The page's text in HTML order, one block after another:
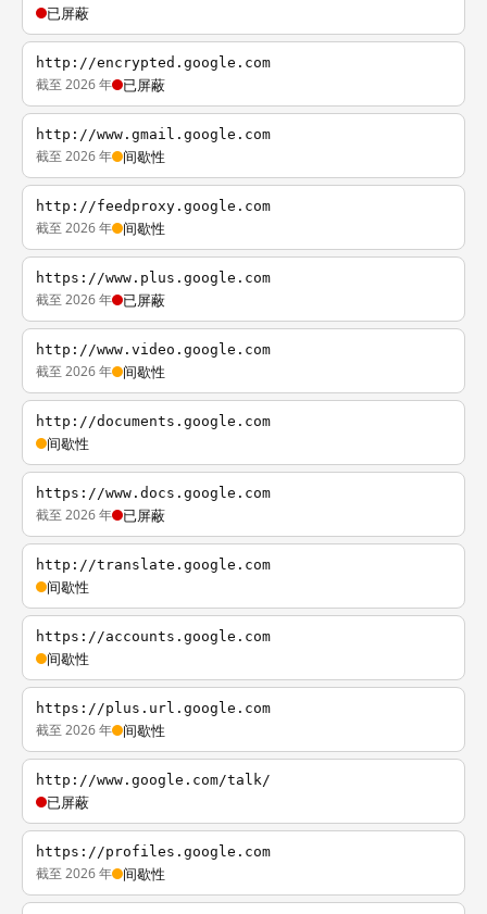
已屏蔽
http://encrypted.google.com
截至 2026 年 已屏蔽
http://www.gmail.google.com
截至 2026 年 间歇性
http://feedproxy.google.com
截至 2026 年 间歇性
https://www.plus.google.com
截至 2026 年 已屏蔽
http://www.video.google.com
截至 2026 年 间歇性
http://documents.google.com
间歇性
https://www.docs.google.com
截至 2026 年 已屏蔽
http://translate.google.com
间歇性
https://accounts.google.com
间歇性
https://plus.url.google.com
截至 2026 年 间歇性
http://www.google.com/talk/
已屏蔽
https://profiles.google.com
截至 2026 年 间歇性